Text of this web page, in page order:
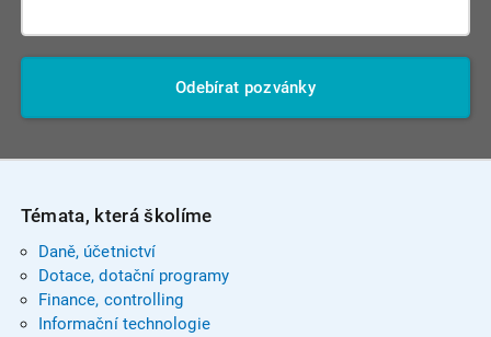
Odebírat pozvánky
Témata, která školíme
Daně, účetnictví
Dotace, dotační programy
Finance, controlling
Informační technologie